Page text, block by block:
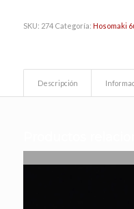
SKU: 274 Categoría: Hosomaki
Descripción